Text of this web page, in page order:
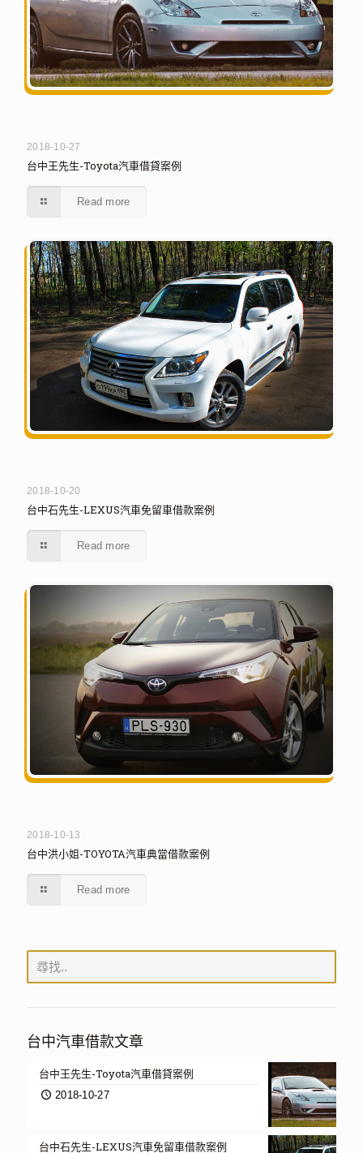
2018-10-27
台中王先生-Toyota汽車借貸案例
Read more
2018-10-20
台中石先生-LEXUS汽車免留車借款案例
Read more
2018-10-13
台中洪小姐-TOYOTA汽車典當借款案例
Read more
台中汽車借款文章
台中王先生-Toyota汽車借貸案例
2018-10-27
台中石先生-LEXUS汽車免留車借款案例